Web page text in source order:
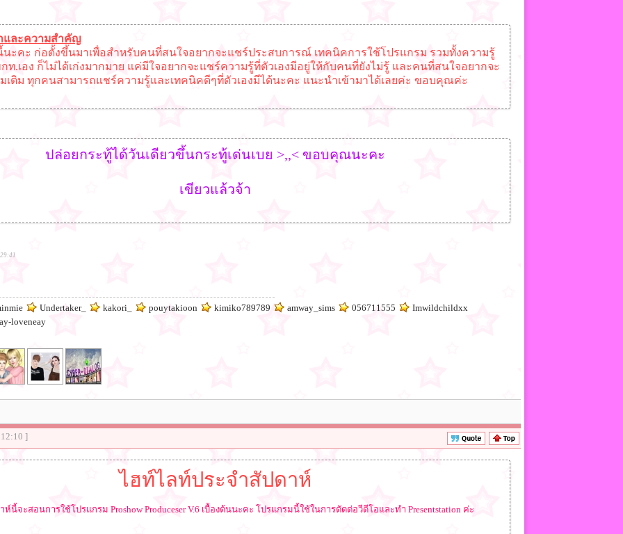
และความสำคัญ
ะคะ ก่อตั้งขึ้นมาเพื่อสำหรับคนที่สนใจอยากจะแชร์ประสบการณ์ เทคนิคการใช้โปรแกรม รวมทั้งความรู้
ท.เอง ก็ไม่ได้เก่งมากมาย แค่มีใจอยากจะแชร์ความรู้ที่ตัวเองมีอยู่ให้กับคนที่ยังไม่รู้ และคนที่สนใจอยากจะ
เติม ทุกคนสามารถแชร์ความรู้และเทคนิคดีๆที่ตัวเองมีได้นะคะ แนะนำเข้ามาได้เลยค่ะ ขอบคุณค่ะ
ปล่อยกระทู้ได้วันเดียวขึ้นกระทู้เด่นเบย >,,< ขอบคุณนะคะ
เขียวแล้วจ้า
Undertaker_ kakori_ pouytakioon kimiko789789 amway_sims 056711555
Imwildchildxx
loveneay
]
ไฮท์ไลท์ประจำสัปดาห์
นี้จะสอนการใช้โปรแกรม Proshow Produceser V.6 เบื้องต้นนะคะ โปรแกรมนี้ใช้ในการตัดต่อวีดีโอและทำ Presentstation ค่ะ